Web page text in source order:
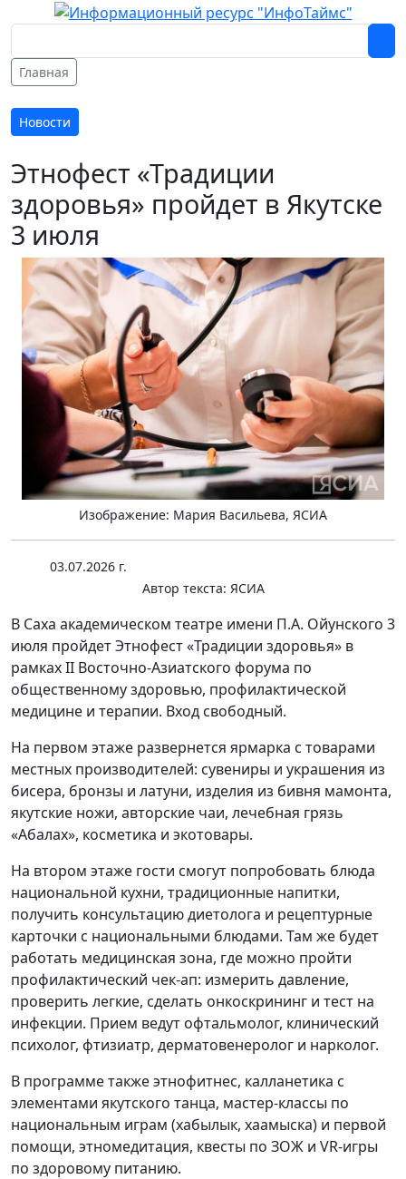
Главная
Новости
Этнофест «Традиции
здоровья» пройдет в Якутске
3 июля
Изображение: Мария Васильева, ЯСИА
03.07.2026 г.
Автор текста: ЯСИА
В Саха академическом театре имени П.А. Ойунского 3
июля пройдет Этнофест «Традиции здоровья» в
рамках II Восточно-Азиатского форума по
общественному здоровью, профилактической
медицине и терапии. Вход свободный.
На первом этаже развернется ярмарка с товарами
местных производителей: сувениры и украшения из
бисера, бронзы и латуни, изделия из бивня мамонта,
якутские ножи, авторские чаи, лечебная грязь
«Абалах», косметика и экотовары.
На втором этаже гости смогут попробовать блюда
национальной кухни, традиционные напитки,
получить консультацию диетолога и рецептурные
карточки с национальными блюдами. Там же будет
работать медицинская зона, где можно пройти
профилактический чек-ап: измерить давление,
проверить легкие, сделать онкоскрининг и тест на
инфекции. Прием ведут офтальмолог, клинический
психолог, фтизиатр, дерматовенеролог и нарколог.
В программе также этнофитнес, калланетика с
элементами якутского танца, мастер-классы по
национальным играм (хабылык, хаамыска) и первой
помощи, этномедитация, квесты по ЗОЖ и VR-игры
по здоровому питанию.